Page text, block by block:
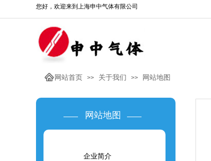
您好，欢迎来到上海申中气体有限公司
网站首页 >> 关于我们 >> 网站地图
企业简介
网站地图